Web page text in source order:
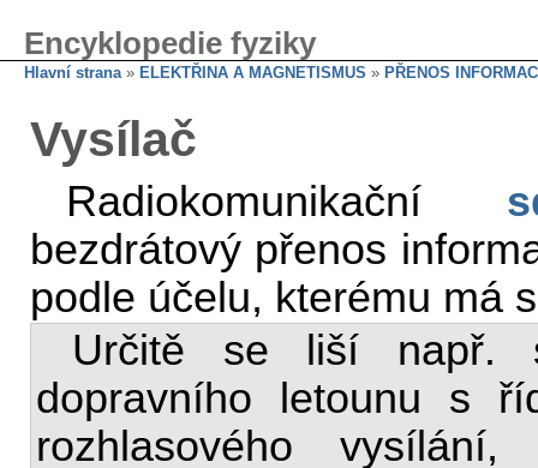
Encyklopedie fyziky
Hlavní strana» ELEKTŘINA A MAGNETISMUS » PŘENOS
Vysílač
Radiokomunikační
bezdrátový přenos
podle účelu, kterému má
Určitě se liší např.
dopravního letounu s
rozhlasového